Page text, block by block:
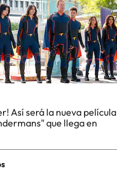
Así será la nueva película
que llega en